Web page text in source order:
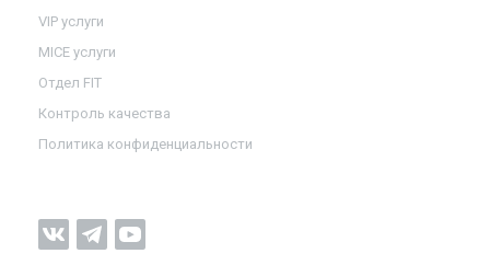
VIP услуги
MICE услуги
Отдел FIT
Контроль качества
Политика конфиденциальности